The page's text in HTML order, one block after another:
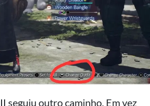
seguiu outro caminho. Em vez